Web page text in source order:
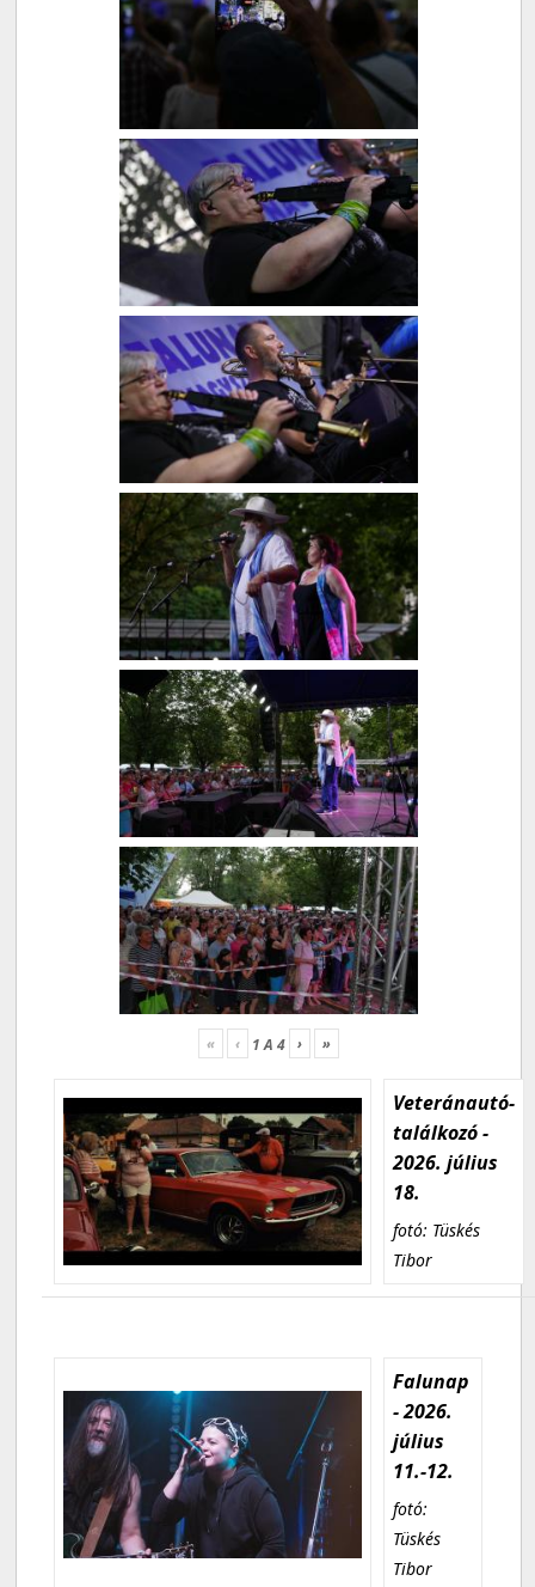
« ‹ 1A 4 › »
Veteránautó-
találkozó -
2026. július
18.
fotó: Tüskés
Tibor
Falunap
- 2026.
július
11.-12.
fotó:
Tüskés
Tibor